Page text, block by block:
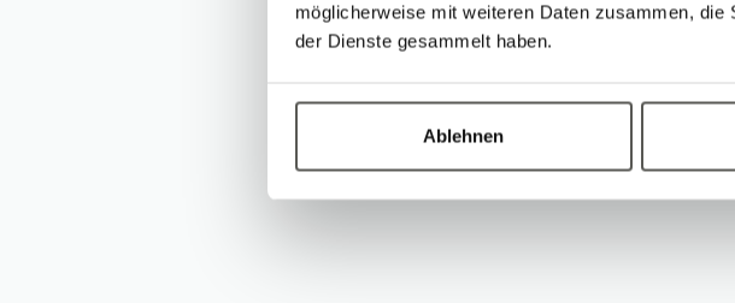
möglicherweise mit weiteren Daten zusammen,
der Dienste gesammelt haben.
Ablehnen
Diese drei Schlagwörter
Im Robotec Team seit
2025